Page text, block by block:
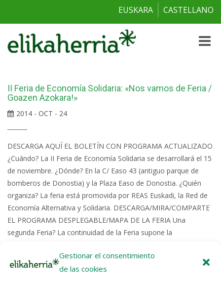
Gestionar el consentimiento
de las cookies
EUSKARA CASTELLANO
Toggle
II Feria de Economía Solidaria: «Nos vamos de Feria /
Goazen Azokara!»
2014 - OCT - 24
DESCARGA AQUÍ EL BOLETÍN CON PROGRAMA ACTUALIZADO
¿Cuándo? La II Feria de Economía Solidaria se desarrollará el 15
de noviembre. ¿Dónde? En la C/ Easo 43 (antiguo parque de
bomberos de Donostia) y la Plaza Easo de Donostia. ¿Quién
organiza? La feria está promovida por REAS Euskadi, la Red de
Economía Alternativa y Solidaria. DESCARGA/MIRA/COMPARTE
EL PROGRAMA DESPLEGABLE/MAPA DE LA FERIA Una
segunda Feria? La continuidad de la Feria supone la
Read More >>